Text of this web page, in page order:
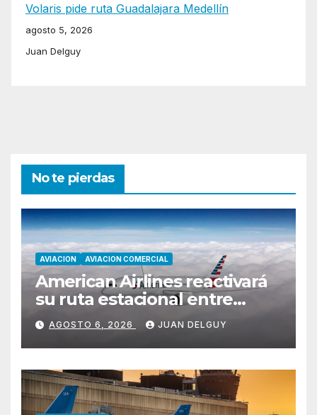
Volaris pide ruta Guadalajara Medellín
agosto 5, 2026
Juan Delguy
No te pierdas
AVIACION AVIACION COMERCIAL
American Airlines reactivará
su ruta estacional entre
Miami y Montevideo con
vuelos diarios
AGOSTO 6, 2026 JUAN DELGUY